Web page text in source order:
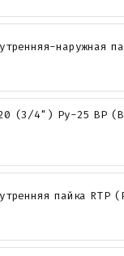
наружная
(3/4") Ру-25 ВР
пайка RTP